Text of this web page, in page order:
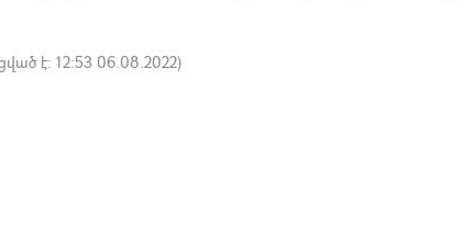
է: 12:53 06.08.2022)